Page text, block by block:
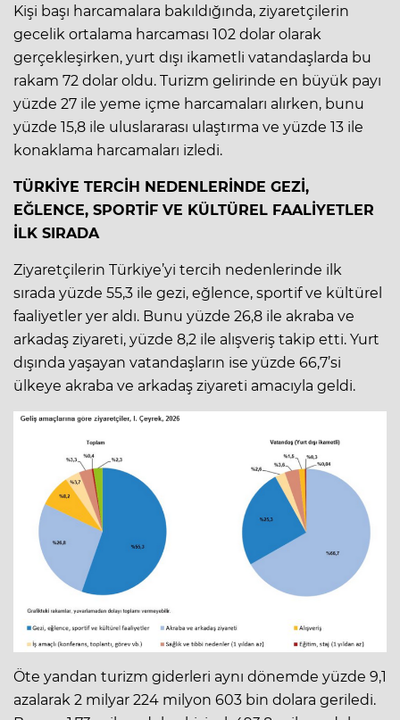
Kişi başı harcamalara bakıldığında, ziyaretçilerin
gecelik ortalama harcaması 102 dolar olarak
gerçekleşirken, yurt dışı ikametli vatandaşlarda bu
rakam 72 dolar oldu. Turizm gelirinde en büyük payı
yüzde 27 ile yeme içme harcamaları alırken, bunu
yüzde 15,8 ile uluslararası ulaştırma ve yüzde 13 ile
konaklama harcamaları izledi.
TÜRKİYE TERCİH NEDENLERİNDE GEZİ,
EĞLENCE, SPORTİF VE KÜLTÜREL FAALİYETLER
İLK SIRADA
Ziyaretçilerin Türkiye’yi tercih nedenlerinde ilk
sırada yüzde 55,3 ile gezi, eğlence, sportif ve kültürel
faaliyetler yer aldı. Bunu yüzde 26,8 ile akraba ve
arkadaş ziyareti, yüzde 8,2 ile alışveriş takip etti. Yurt
dışında yaşayan vatandaşların ise yüzde 66,7’si
ülkeye akraba ve arkadaş ziyareti amacıyla geldi.
Öte yandan turizm giderleri aynı dönemde yüzde 9,1
azalarak 2 milyar 224 milyon 603 bin dolara geriledi.